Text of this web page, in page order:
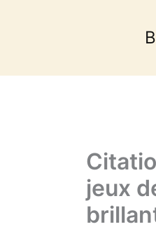
jeux